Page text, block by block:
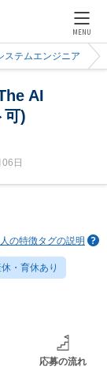
MENU
ステムエンジニア
AI
可)
日
の特徴タグの説明
休・育休あり
応募の流れ